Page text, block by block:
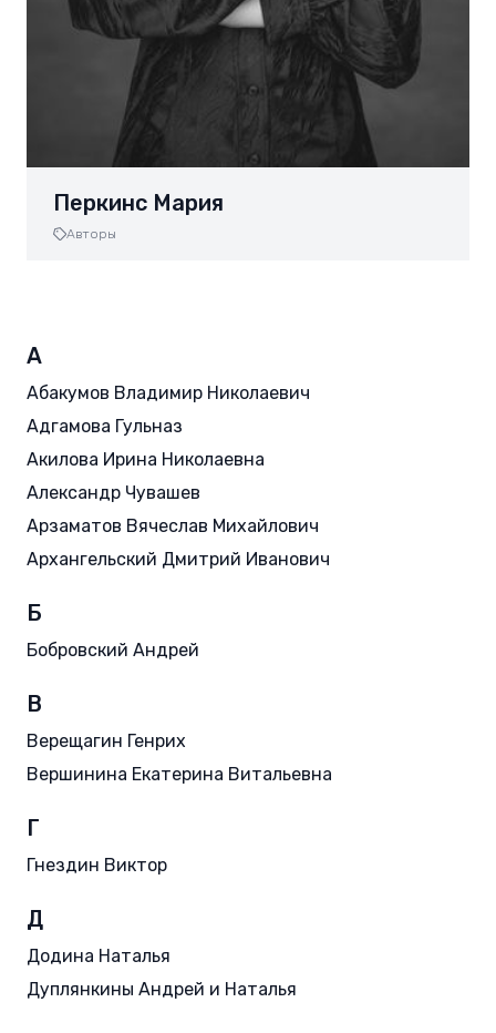
Перкинс Мария
Авторы
А
Абакумов Владимир Николаевич
Адгамова Гульназ
Акилова Ирина Николаевна
Александр Чувашев
Арзаматов Вячеслав Михайлович
Архангельский Дмитрий Иванович
Б
Бобровский Андрей
В
Верещагин Генрих
Вершинина Екатерина Витальевна
Г
Гнездин Виктор
Д
Додина Наталья
Дуплянкины Андрей и Наталья